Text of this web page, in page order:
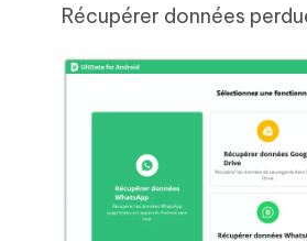
Récupérer données